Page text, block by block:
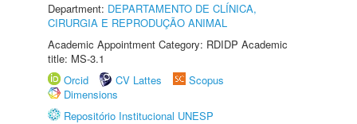
Department: DEPARTAMENTO DE CLÍNICA,
CIRURGIA E REPRODUÇÃO ANIMAL
Academic Appointment Category: RDIDP Academic
title: MS-3.1
Orcid
CV Lattes
Scopus
Dimensions
Repositório Institucional UNESP